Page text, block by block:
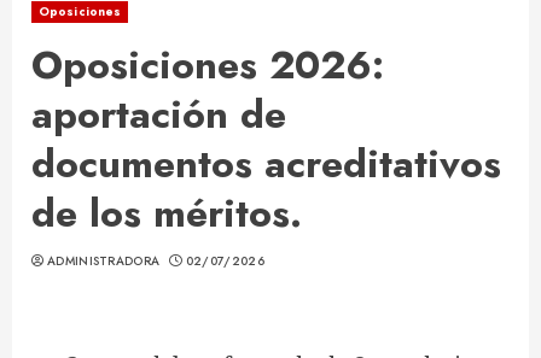
Oposiciones
Oposiciones 2026:
aportación de
documentos acreditativos
de los méritos.
ADMINISTRADORA 02/07/2026